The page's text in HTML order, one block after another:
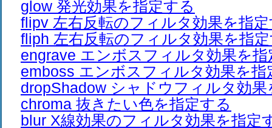
glow 発光効果を指定する
flipv 左右反転のフィルタ効果を指
fliph 左右反転のフィルタ効果を指
engrave エンボスフィルタ効果を指
emboss エンボスフィルタ効果を指
dropShadow シャドウフィルタ効
chroma 抜きたい色を指定する
blur X線効果のフィルタ効果を指定